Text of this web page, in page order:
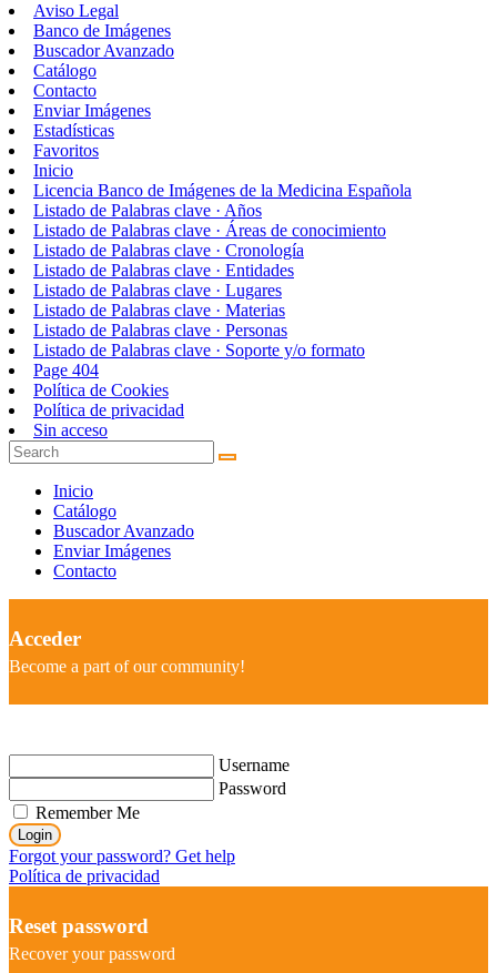
Aviso Legal
Banco de Imágenes
Buscador Avanzado
Catálogo
Contacto
Enviar Imágenes
Estadísticas
Favoritos
Inicio
Licencia Banco de Imágenes de la Medicina Española
Listado de Palabras clave · Años
Listado de Palabras clave · Áreas de conocimiento
Listado de Palabras clave · Cronología
Listado de Palabras clave · Entidades
Listado de Palabras clave · Lugares
Listado de Palabras clave · Materias
Listado de Palabras clave · Personas
Listado de Palabras clave · Soporte y/o formato
Page 404
Política de Cookies
Política de privacidad
Sin acceso
Inicio
Catálogo
Buscador Avanzado
Enviar Imágenes
Contacto
Acceder
Become a part of our community!
Username
Password
Remember Me
Login
Forgot your password? Get help
Política de privacidad
Reset password
Recover your password